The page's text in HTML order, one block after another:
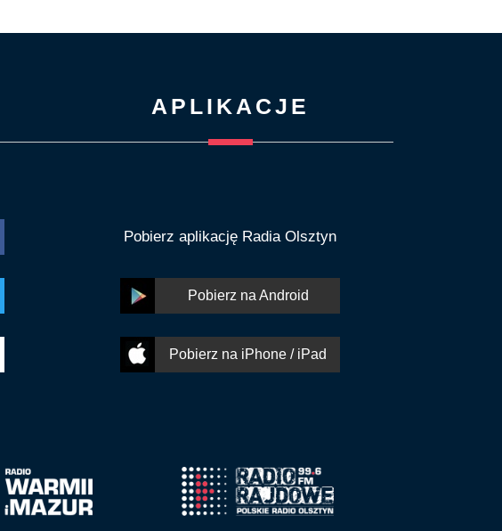
APLIKACJE
Pobierz aplikację Radia Olsztyn
Pobierz na Android
Pobierz na iPhone / iPad